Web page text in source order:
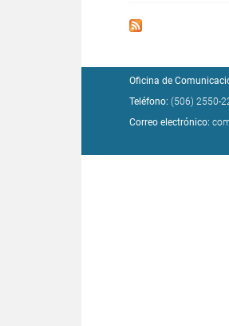
Oficina de
Teléfono: (506) 2550-
Correo electrónico: